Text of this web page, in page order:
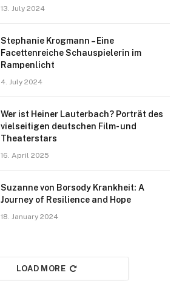
13. July 2024
Stephanie Krogmann – Eine
Facettenreiche Schauspielerin im
Rampenlicht
4. July 2024
Wer ist Heiner Lauterbach? Porträt des
vielseitigen deutschen Film- und
Theaterstars
16. April 2025
Suzanne von Borsody Krankheit: A
Journey of Resilience and Hope
18. January 2024
LOAD MORE